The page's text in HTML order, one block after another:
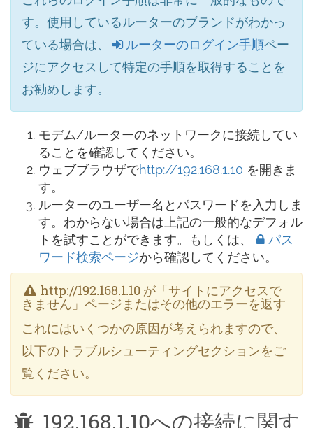
す。使用しているルーターのブランドがわかっ
ている場合は、
ルーターのログイン手順ペー
ジにアクセスして特定の手順を取得することを
お勧めします。
モデム/ルーターのネットワークに接続してい
ることを確認してください。
ウェブブラウザでhttp://192.168.1.10 を開きま
す。
ルーターのユーザー名とパスワードを入力しま
す。わからない場合は上記の一般的なデフォル
トを試すことができます。もしくは、
パス
ワード検索ページから確認してください。
http://192.168.1.10 が「サイトにアクセスで
きません」ページまたはその他のエラーを返す
これにはいくつかの原因が考えられますので、
以下のトラブルシューティングセクションをご
覧ください。
192.168.1.10への接続に関す